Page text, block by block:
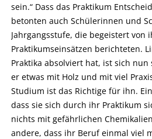
sein.“ Dass das Praktikum
betonten auch Schülerinnen und
Jahrgangsstufe, die begeistert von
Praktikumseinsätzen berichteten.
Praktika absolviert hat, ist sich nun
er etwas mit Holz und mit viel
Studium ist das Richtige für ihn.
dass sie sich durch ihr Praktikum
nichts mit gefährlichen
andere, dass ihr Beruf einmal viel